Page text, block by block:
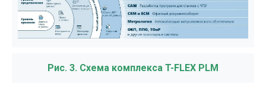
Рис. 3. Схема комплекса T-FLEX PLM